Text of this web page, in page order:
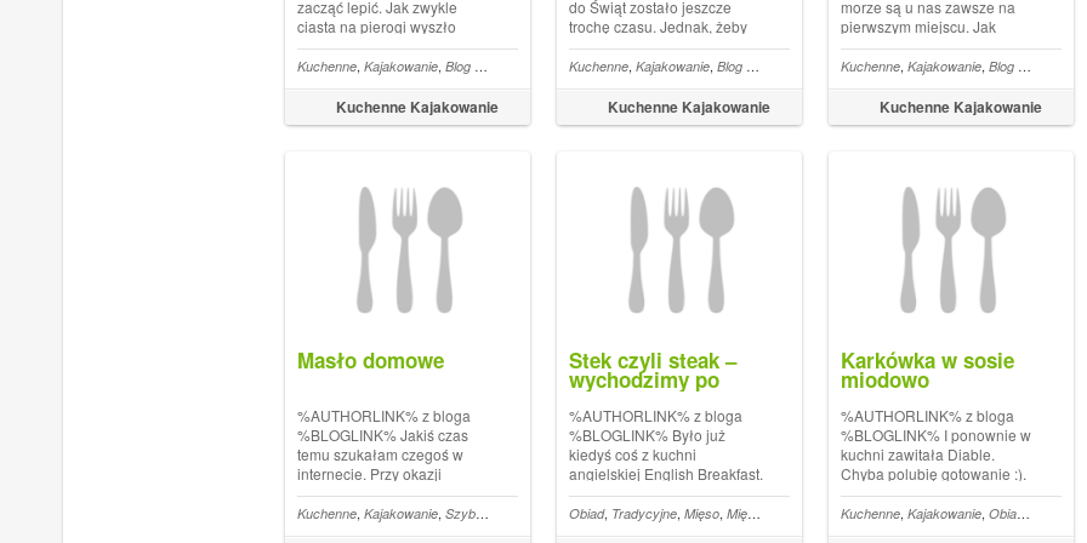
zacząć lepić. Jak zwykle
ciasta na pierogi wyszło
bardzo dużo a farszu jeszcze
więcej. W związku z
powyższym spora część z
nich została zamrożona.
Farsze robiliśmy dwa, jeden z
Kuchenne Kajakowanie
Kuchenne, Kajakowanie, Blog kulinarny Szybko i tanio,Obiad,Tradycyjne,Co na obiad Mączne,Pierogi
do Świąt zostało jeszcze
trochę czasu. Jednak, żeby
nikogo gotowanie nie
zaskoczyło postanowiliśmy
już zacząć robić potrawy na
Wigilijny stół. Przez cały
listopad pojawiać się będą
Kuchenne Kajakowanie
Kuchenne, Kajakowanie, Blog kulinarny Szybko i tanio,Obiad,Tradycyjne,Co na obiad
morze są u nas zawsze na
pierwszym miejscu. Jak
wiadomo są zdrowe,
dostarczają minerały, kwasy,
witaminy. Sposobów na
przyrządzanie ryb jest tyle ile
ryb w pobliskim stawie. O
Kuchenne Kajakowanie
Kuchenne, Kajakowanie, Blog kulinarny
Masło domowe
%AUTHORLINK% z bloga
%BLOGLINK% Jakiś czas
temu szukałam czegoś w
internecie. Przy okazji
natknęłam się na przepis jak
zrobić masło. Zawsze
wydawało mi się, że potrzeba
Kuchenne, Kajakowanie, Szybko i tanio Tradycyjne,Masło, Masło domowe
Stek czyli steak –
wychodzimy po
angielsku…
%AUTHORLINK% z bloga
%BLOGLINK% Było już
kiedyś coś z kuchni
angielskiej English Breakfast.
Okazjonalnie kupiona
wołowina rostbef z kością
dała okazję do przyrządzenia
Obiad, Tradycyjne, Mięso, Mięsne Angielskie, English,Marynata
Karkówka w sosie
miodowo
%AUTHORLINK% z bloga
%BLOGLINK% I ponownie w
kuchni zawitała Diable.
Chyba polubię gotowanie :).
Jeżeli chodzi o kuchenne
sprawy to o wiele bardziej
wolę zmywać. Pod tym
Kuchenne, Kajakowanie, Obiad ,